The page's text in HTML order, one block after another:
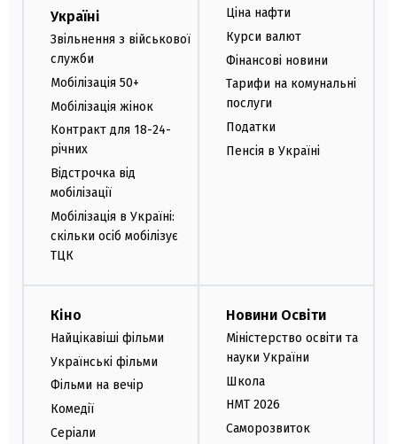
Україні
Звільнення з військової
служби
Мобілізація 50+
Мобілізація жінок
Контракт для 18-24-
річних
Відстрочка від
мобілізації
Мобілізація в Україні:
скільки осіб мобілізує
ТЦК
Ціна нафти
Курси валют
Фінансові новини
Тарифи на комунальні
послуги
Податки
Пенсія в Україні
Кіно
Найцікавіші фільми
Українські фільми
Фільми на вечір
Комедії
Серіали
Новини Освіти
Міністерство освіти та
науки України
Школа
НМТ 2026
Саморозвиток